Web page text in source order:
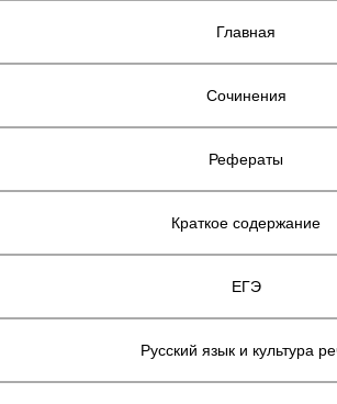
Главная
Сочинения
Рефераты
Краткое содержание
ЕГЭ
Русский язык и культура